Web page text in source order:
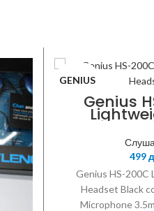
GENIUS
Genius
499
Genius HS-200C
Headset Black
Microphone